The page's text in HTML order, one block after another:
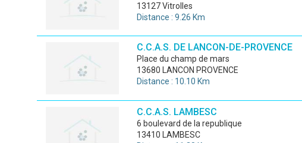
13127 Vitrolles
Distance : 9.26 Km
C.C.A.S. DE LANCON-DE-PROVENCE
place du champ de mars
13680 LANCON PROVENCE
Distance : 10.10 Km
C.C.A.S. LAMBESC
6 boulevard de la republique
13410 LAMBESC